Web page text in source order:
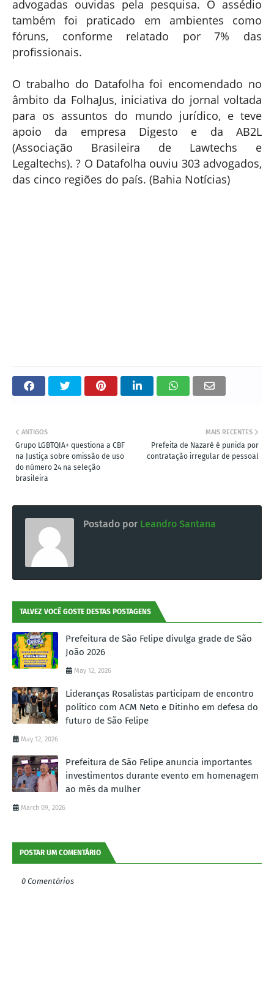
advogadas ouvidas pela pesquisa. O assédio
também foi praticado em ambientes como
fóruns, conforme relatado por 7% das
profissionais.
O trabalho do Datafolha foi encomendado no
âmbito da FolhaJus, iniciativa do jornal voltada
para os assuntos do mundo jurídico, e teve
apoio da empresa Digesto e da AB2L
(Associação Brasileira de Lawtechs e
Legaltechs). ? O Datafolha ouviu 303 advogados,
das cinco regiões do país. (Bahia Notícias)
MAIS RECENTES
Prefeita de Nazaré é punida por
contratação irregular de pessoal
ANTIGOS
Grupo LGBTQIA+ questiona a CBF
na Justiça sobre omissão de uso
do número 24 na seleção
brasileira
Postado por Leandro Santana
TALVEZ VOCÊ GOSTE DESTAS POSTAGENS
Prefeitura de São Felipe divulga grade de São
João 2026
May 12, 2026
Lideranças Rosalistas participam de encontro
político com ACM Neto e Ditinho em defesa do
futuro de São Felipe
May 12, 2026
Prefeitura de São Felipe anuncia importantes
investimentos durante evento em homenagem
ao mês da mulher
March 09, 2026
POSTAR UM COMENTÁRIO
0 Comentários